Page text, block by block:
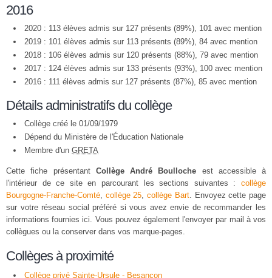
2016
2020 : 113 élèves admis sur 127 présents (89%), 101 avec mention
2019 : 101 élèves admis sur 113 présents (89%), 84 avec mention
2018 : 106 élèves admis sur 120 présents (88%), 79 avec mention
2017 : 124 élèves admis sur 133 présents (93%), 100 avec mention
2016 : 111 élèves admis sur 127 présents (87%), 85 avec mention
Détails administratifs du collège
Collège créé le 01/09/1979
Dépend du Ministère de l'Éducation Nationale
Membre d'un GRETA
Cette fiche présentant Collège André Boulloche est accessible à
l'intérieur de ce site en parcourant les sections suivantes : collège
Bourgogne-Franche-Comté, collège 25,collège Bart. Envoyez cette page
sur votre réseau social préféré si vous avez envie de recommander les
informations fournies ici. Vous pouvez également l'envoyer par mail à vos
collègues ou la conserver dans vos marque-pages.
Collèges à proximité
Collège privé Sainte-Ursule - Besançon